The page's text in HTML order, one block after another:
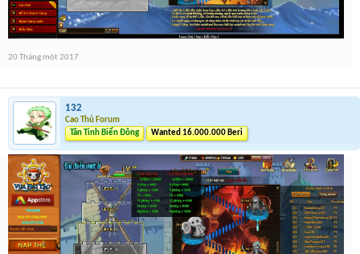
20 Tháng một 2017
132
Cao Thủ Forum
Tân Tinh Biển Đông
Wanted 16.000.000 Beri